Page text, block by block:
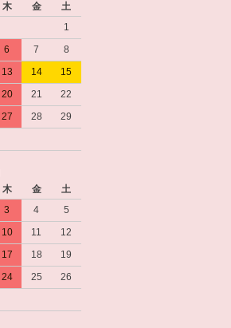
木 金
土
1
6 7
8
13 14
15
20 21
22
27 28
29
木 金
土
3 4
5
10 11
12
17 18
19
24 25
26